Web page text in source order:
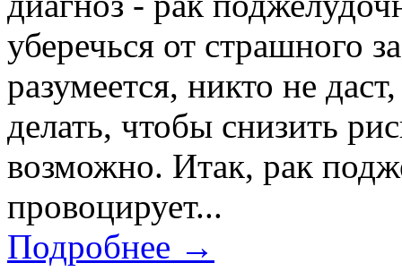
уберечься от страшного
разумеется, никто не
делать, чтобы снизить
возможно. Итак, рак
провоцирует...
Подробнее →